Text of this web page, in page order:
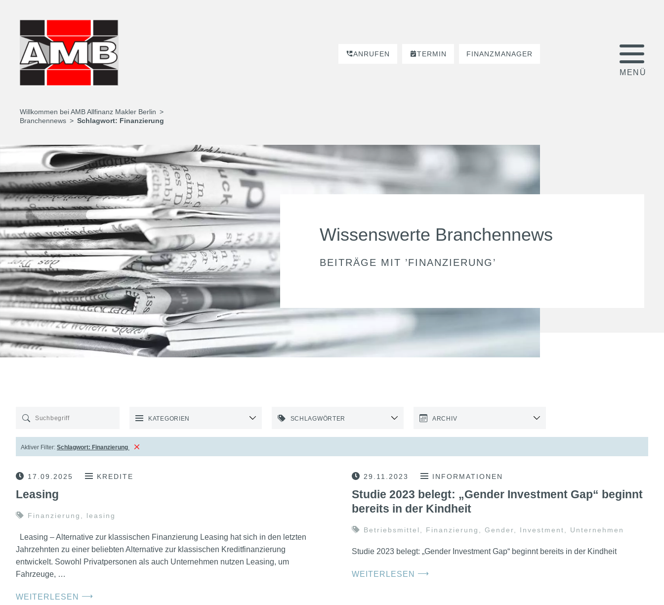
ANRUFEN TERMIN FINANZMANAGER
Willkommen bei AMB Allfinanz Makler Berlin
Branchennews
Schlagwort: Finanzierung
Wissenswerte Branchennews
BEITRÄGE MIT ’FINANZIERUNG ’
KATEGORIEN SCHLAGWÖRTER ARCHIV
Aktiver Filter: Schlagwort: Finanzierung
17.09.2025 KREDITE
Leasing
Finanzierung leasing
Leasing – Alternative zur klassischen Finanzierung Leasing hat sich in den letzten
Jahrzehnten zu einer beliebten Alternative zur klassischen Kreditfinanzierung
entwickelt. Sowohl Privatpersonen als auch Unternehmen nutzen Leasing, um
Fahrzeuge, …
WEITERLESEN ⟶
29.11.2023 INFORMATIONEN
Studie 2023 belegt: „Gender Investment Gap“ beginnt
bereits in der Kindheit
Betriebsmittel Finanzierung Gender Investment Unternehmen
Studie 2023 belegt: „Gender Investment Gap“ beginnt bereits in der Kindheit
WEITERLESEN ⟶